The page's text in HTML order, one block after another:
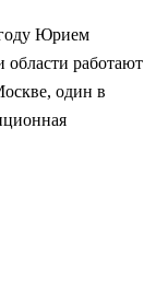
Юрием
работают
один в